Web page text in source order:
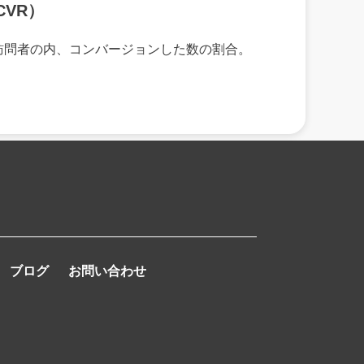
）
者の内、コンバージョンした数の割合。
ブログ お問い合わせ